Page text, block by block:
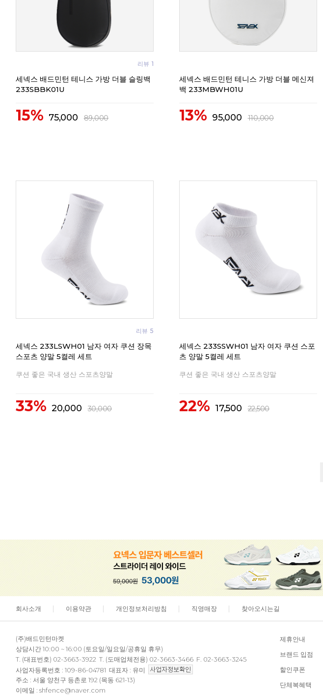
리뷰 1
세넥스 배드민턴 테니스 가방 더블 슬링백
233SBBK01U
15% 75,000 89,000
세넥스 배드민턴 테니스 가방 더블 메신져
백 233MBWH01U
13% 95,000 110,000
리뷰 5
세넥스 233LSWH01 남자 여자 쿠션 장목
스포츠 양말 5켤레 세트
쿠션 좋은 국내 생산 스포츠양말
33% 20,000 30,000
세넥스 233SSWH01 남자 여자 쿠션 스포
츠 양말 5켤레 세트
쿠션 좋은 국내 생산 스포츠양말
22% 17,500 22,500
회사소개 이용약관 개인정보처리방침 직영매장 찾아오시는길
(주)배드민턴마켓
상담시간 10:00 ~ 16:00 (토요일/일요일/공휴일 휴무)
T. (대표번호) 02-3663-3922 T. (도매업체전용) 02-3663-3466 F. 02-3663-3245
사업자등록번호 : 109-86-04781 대표자 : 유미
주소 : 서울 양천구 등촌로 192 (목동 621-13)
이메일 : shfence@naver.com
제휴안내
브랜드 입점
할인쿠폰
단체복혜택